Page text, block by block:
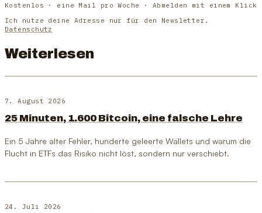
Kostenlos · eine Mail pro Woche · Abmelden mit einem Klick
Ich nutze deine Adresse nur für den Newsletter.
Datenschutz
Weiterlesen
7. August 2026
25 Minuten, 1.600 Bitcoin, eine falsche Lehre
Ein 5 Jahre alter Fehler, hunderte geleerte Wallets und warum die
Flucht in ETFs das Risiko nicht löst, sondern nur verschiebt.
24. Juli 2026